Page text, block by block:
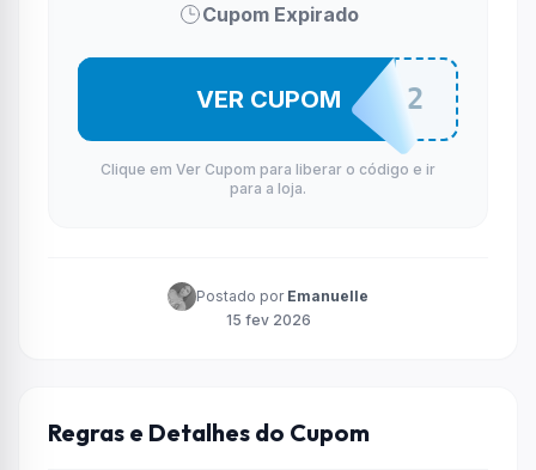
Cupom Expirado
OZUK22
VER CUPOM
Clique em Ver Cupom para liberar o código e ir
para a loja.
Postado por Emanuelle
15 fev 2026
Regras e Detalhes do Cupom